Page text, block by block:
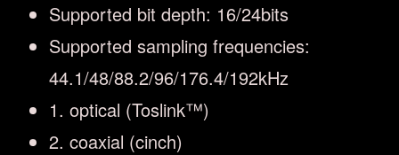
Supported bit depth: 16/24bits
Supported sampling frequencies:
44.1/48/88.2/96/176.4/192kHz
1. optical (Toslink™)
2. coaxial (cinch)